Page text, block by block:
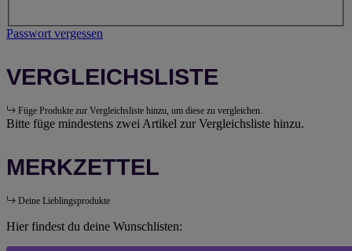
Passwort vergessen
VERGLEICHSLISTE
Füge Produkte zur Vergleichsliste hinzu, um diese zu vergleichen.
Bitte füge mindestens zwei Artikel zur Vergleichsliste hinzu.
MERKZETTEL
Deine Lieblingsprodukte
Hier findest du deine Wunschlisten: